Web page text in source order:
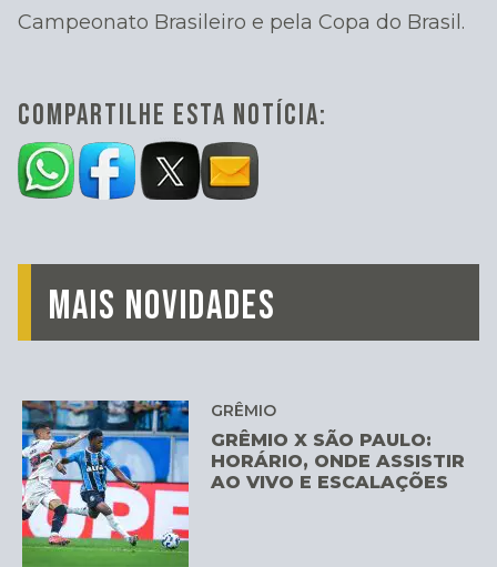
Campeonato Brasileiro e pela Copa do Brasil.
COMPARTILHE ESTA NOTÍCIA:
MAIS NOVIDADES
GRÊMIO
GRÊMIO X SÃO PAULO:
HORÁRIO, ONDE ASSISTIR
AO VIVO E ESCALAÇÕES